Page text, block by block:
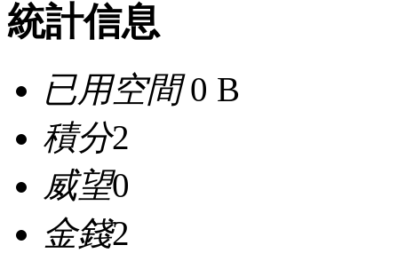
統計信息
已用空間0 B
積分2
威望0
金錢2